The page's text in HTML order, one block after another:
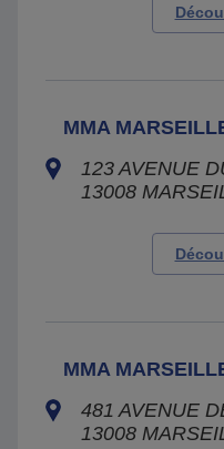
MMA
123 AVENUE
13008
MMA
481 AVENUE
13008